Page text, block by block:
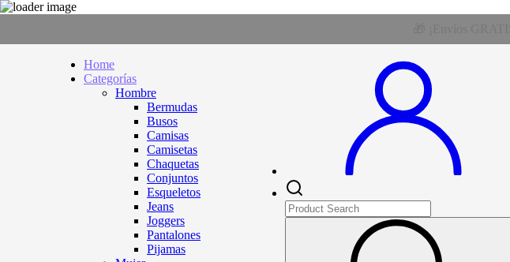
Home
Categorías
Hombre
Bermudas
Busos
Camisas
Camisetas
Chaquetas
Conjuntos
Esqueletos
Jeans
Joggers
Pantalones
Pijamas